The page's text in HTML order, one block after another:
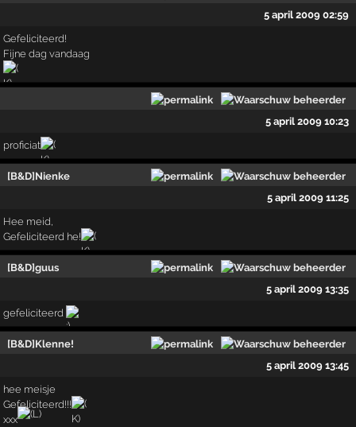
5 april 2009 02:59
Gefeliciteerd!
Fijne dag vandaag
5 april 2009 10:23
proficiat
[B&D]Nienke
5 april 2009 11:25
Hee meid,
Gefeliciteerd he!
[B&D]guus
5 april 2009 13:35
gefeliciteerd
[B&D]Klenne!
5 april 2009 13:45
hee meisje
Gefeliciteerd!!!
xxx